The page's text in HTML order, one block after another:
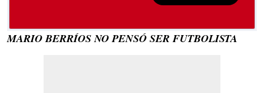
MARIO BERRÍOS NO PENSÓ SER FUTBOLISTA